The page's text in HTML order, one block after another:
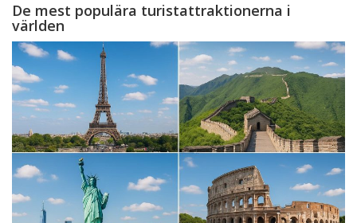
De mest populära turistattraktionerna i
världen